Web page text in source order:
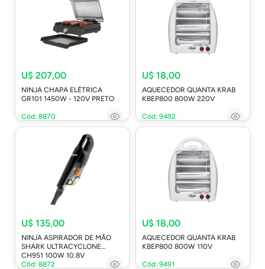
U$ 207,00
NINJA CHAPA ELÉTRICA
GR101 1450W - 120V PRETO
Cód: 8870
U$ 18,00
AQUECEDOR QUANTA KRAB
KBEP800 800W 220V
Cód: 9492
U$ 135,00
NINJA ASPIRADOR DE MÃO
SHARK ULTRACYCLONE
CH951 100W 10.8V
Cód: 8872
U$ 18,00
AQUECEDOR QUANTA KRAB
KBEP800 800W 110V
Cód: 9491